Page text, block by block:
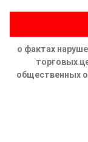
о фактах
торговых
общественных